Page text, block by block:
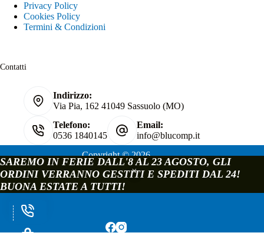
SAREMO IN FERIE DALL'8 AL 23 AGOSTO, GLI
ORDINI VERRANNO GESTITI E SPEDITI DAL 24!
BUONA ESTATE A TUTTI!
Privacy Policy
Cookies Policy
Termini & Condizioni
Contatti
Indirizzo:
Via Pia, 162 41049 Sassuolo (MO)
Telefono:
0536 1840145
Email:
info@blucomp.it
Copyright © 2026
Blucomp Snc di Padovani Matteo e c.
P.IVA e C.F. 02241070362
Via Pia, 162 - 41049 Sassuolo - Modena